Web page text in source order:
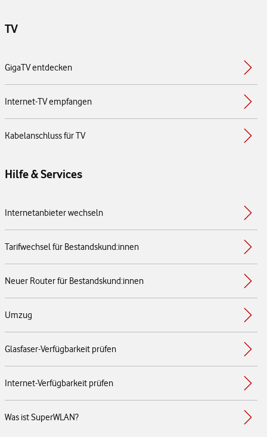
TV
GigaTV entdecken
Internet-TV empfangen
Kabelanschluss für TV
Hilfe & Services
Internetanbieter wechseln
Tarifwechsel für Bestandskund:innen
Neuer Router für Bestandskund:innen
Umzug
Glasfaser-Verfügbarkeit prüfen
Internet-Verfügbarkeit prüfen
Was ist SuperWLAN?